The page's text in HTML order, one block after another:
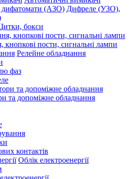
Дифреле (УЗО),
бокси
пости, сигнальні лампи
Релейне обладнання
фаз
та допоміжне обладнання
контактів
Облік електроенергії